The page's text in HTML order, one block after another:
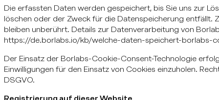
Die erfassten Daten werden gespeichert, bis Sie uns zur
löschen oder der Zweck für die Datenspeicherung entfällt.
bleiben unberührt. Details zur Datenverarbeitung von
https://de.borlabs.io/kb/welche-daten-speichert-borlabs-
Der Einsatz der Borlabs-Cookie-Consent-Technologie
Einwilligungen für den Einsatz von Cookies einzuholen.
DSGVO.